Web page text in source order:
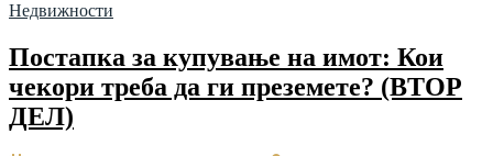
Недвижности
Постапка за купување на имот: Кои
чекори треба да ги преземете? (ВТОР
ДЕЛ)